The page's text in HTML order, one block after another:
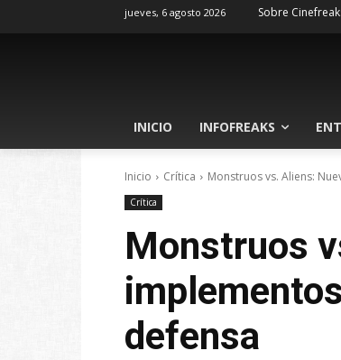
jueves, 6 agosto 2026 Sobre
INICIO INFOFREAKS
Inicio Crítica Monstruos vs. Aliens:
Crítica
Monstruos
defensa